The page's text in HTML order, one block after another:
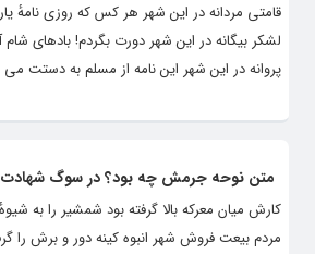
قامتی مردانه در این شهر هر کس که روزی نامهٔ
لشکر بیگانه در این شهر دورت بگردم! بادهای شام
پروانه در این شهر این نامه از مسلم به دستت
متن نوحه جرمش چه بود؟ در سوگ
کارش میان معرکه بالا گرفته بود شمشیر را به شیوهٔ
مردم بیعت فروش شهر انبوه کینه دور و برش را